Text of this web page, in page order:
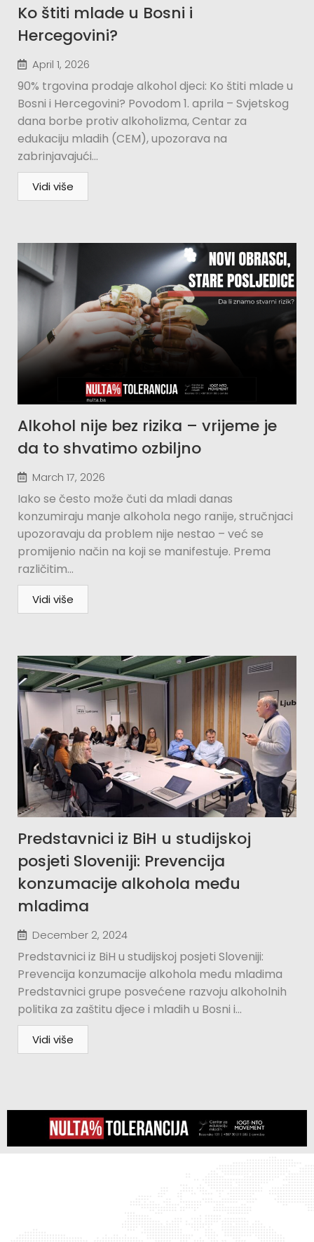
Ko štiti mlade u Bosni i
Hercegovini?​
April 1, 2026
90% trgovina prodaje alkohol djeci: Ko štiti mlade u
Bosni i Hercegovini? Povodom 1. aprila – Svjetskog
dana borbe protiv alkoholizma, Centar za
edukaciju mladih (CEM), upozorava na
zabrinjavajući...
Vidi više
Alkohol nije bez rizika – vrijeme je
da to shvatimo ozbiljno
March 17, 2026
Iako se često može čuti da mladi danas
konzumiraju manje alkohola nego ranije, stručnjaci
upozoravaju da problem nije nestao – već se
promijenio način na koji se manifestuje. Prema
različitim...
Vidi više
Predstavnici iz BiH u studijskoj
posjeti Sloveniji: Prevencija
konzumacije alkohola među
mladima
December 2, 2024
Predstavnici iz BiH u studijskoj posjeti Sloveniji:
Prevencija konzumacije alkohola među mladima
Predstavnici grupe posvećene razvoju alkoholnih
politika za zaštitu djece i mladih u Bosni i...
Vidi više